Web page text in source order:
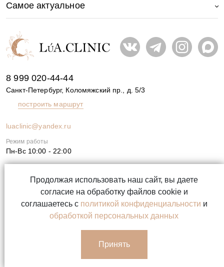
Самое актуальное
8 999 020-44-44
Санкт-Петербург, Коломяжский пр., д. 5/3
построить маршрут
luaclinic@yandex.ru
Режим работы
Пн-Вс 10:00 - 22:00
Записаться
ИМЕЮТСЯ ПРОТИВОПОКАЗАНИЯ. НЕОБХОДИМО
ПРОКОНСУЛЬТИРОВАТЬСЯ СО СПЕЦИАЛИСТОМ.
© 2013-2026. OOO «ЛУА». Все права защищены.
Обращаем Ваше внимание на то, что данный сайт и все
Продолжая использовать наш сайт, вы даете
согласие на обработку файлов cookie и
соглашаетесь с политикой конфиденциальности и
обработкой персональных данных
Принять